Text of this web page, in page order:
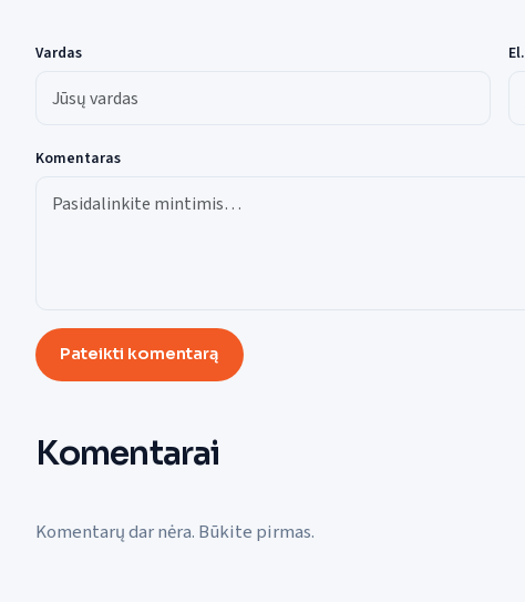
Vardas
Komentaras
Pateikti komentarą
Komentarai
Komentarų dar nėra. Būkite pirmas.